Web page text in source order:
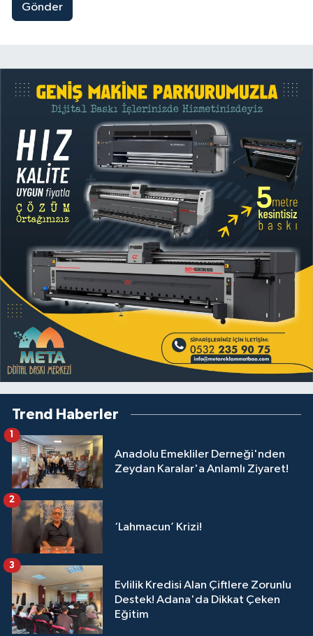
Gönder
Trend Haberler
Anadolu Emekliler Derneği'nden
Zeydan Karalar'a Anlamlı Ziyaret!
1
‘Lahmacun’ Krizi!
2
Evlilik Kredisi Alan Çiftlere Zorunlu
Destek! Adana'da Dikkat Çeken
Eğitim
3